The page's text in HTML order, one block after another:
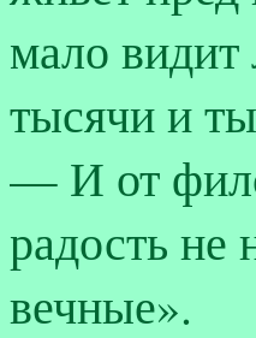
мало видит
тысячи и
— И от
радость не
вечные».